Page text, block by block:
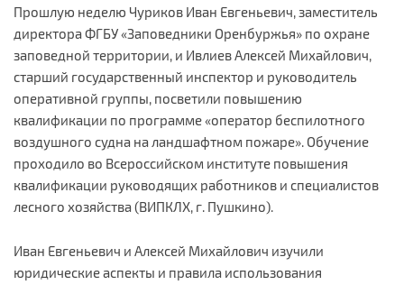
Прошлую неделю Чуриков Иван Евгеньевич, заместитель
директора ФГБУ «Заповедники Оренбуржья» по охране
заповедной территории, и Ивлиев Алексей Михайлович,
старший государственный инспектор и руководитель
оперативной группы, посветили повышению
квалификации по программе «оператор беспилотного
воздушного судна на ландшафтном пожаре». Обучение
проходило во Всероссийском институте повышения
квалификации руководящих работников и специалистов
лесного хозяйства (ВИПКЛХ, г. Пушкино).
Иван Евгеньевич и Алексей Михайлович изучили
юридические аспекты и правила использования